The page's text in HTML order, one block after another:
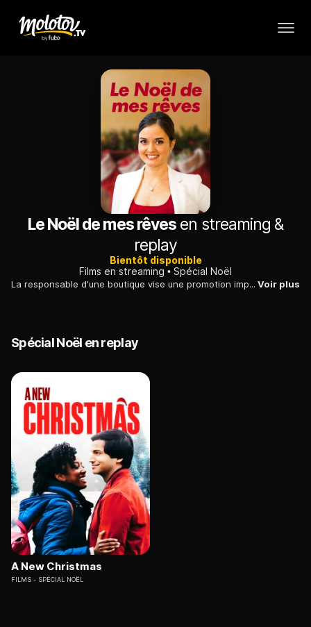
Le Noël de mes rêves en streaming &
replay
Bientôt disponible
Films en streaming
Spécial Noël
La responsable d'une boutique vise une promotion importante. Pendant la période de Noël, elle envisage de se faire remarquer en créant une superbe vitrine. Voir plus
Spécial Noël en replay
A New Christmas
FILMS SPÉCIAL NOËL